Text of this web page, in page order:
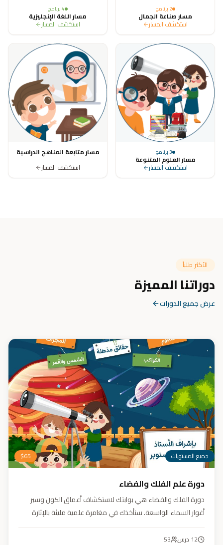
2 برنامج
مسار صناعة الجمال
استكشف المسار
4برنامج
مسار اللغة الإنجليزية
استكشف المسار
3برنامج
مسار العلوم المتنوعة
استكشف المسار
مسار متابعة المناهج الدراسية
استكشف المسار
الأكثر طلباً
دوراتنا المميزة
عرض جميع الدورات
جميع المستويات $65
دورة علم الفلك والفضاء
دورة الفلك والفضاء هي بوابتك لاستكشاف أعماق الكون وسبر
أغوار السماء الواسعة. سنأخذك في مغامرة علمية مليئة بالإثارة
عقلك وتثري خيالك، لتمنحك رؤية جديدة للكون وتفتح لك آفاقاً لا
12 درس 53